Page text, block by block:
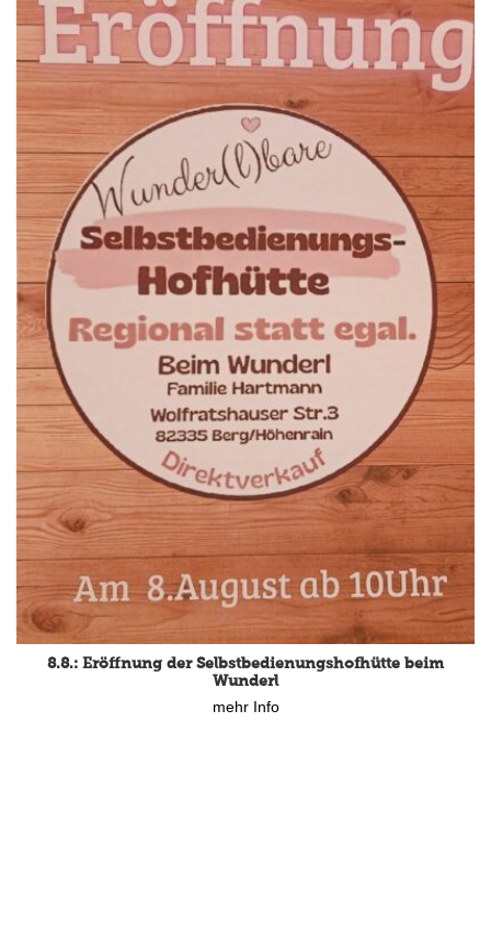
8.8.: Eröffnung der Selbstbedienungshofhütte beim
Wunderl
mehr Info